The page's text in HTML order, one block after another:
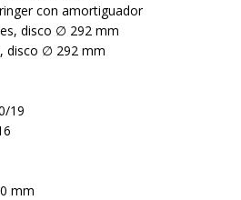
con amortiguador
disco ∅ 292 mm
disco ∅ 292 mm
19
mm